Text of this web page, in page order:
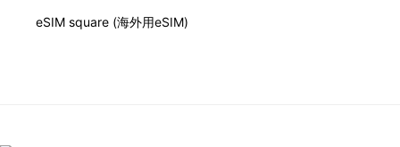
eSIM square (海外用eSIM)